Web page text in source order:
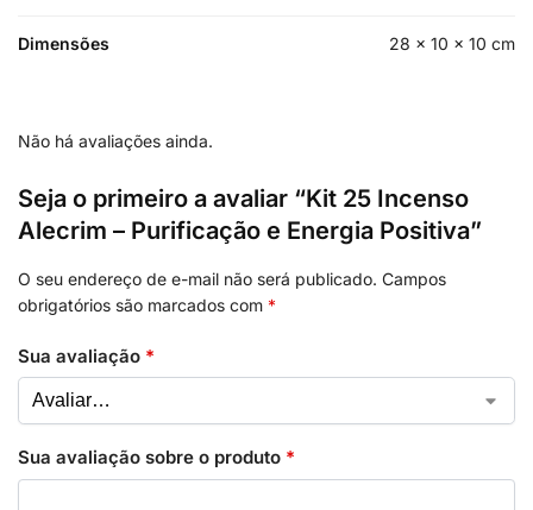
Dimensões 28 × 10 × 10 cm
Não há avaliações ainda.
Seja o primeiro a avaliar “Kit 25 Incenso
Alecrim – Purificação e Energia Positiva”
O seu endereço de e-mail não será publicado. Campos
obrigatórios são marcados com *
Sua avaliação *
Sua avaliação sobre o produto *